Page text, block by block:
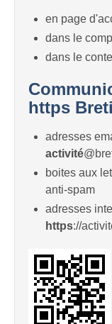
en page
dans le
dans le
https
adresses
activité
boites aux
anti-spam
adresses
https://